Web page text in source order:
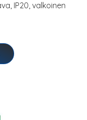
IP20, valkoinen